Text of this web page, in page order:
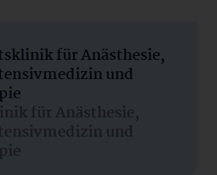
für Anästhesie,
und
für Anästhesie,
und